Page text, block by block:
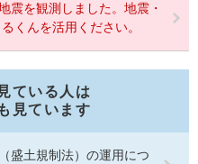
震を観測しました。地震・
くんを活用ください。
ている人は
見ています
盛土規制法）の運用につ